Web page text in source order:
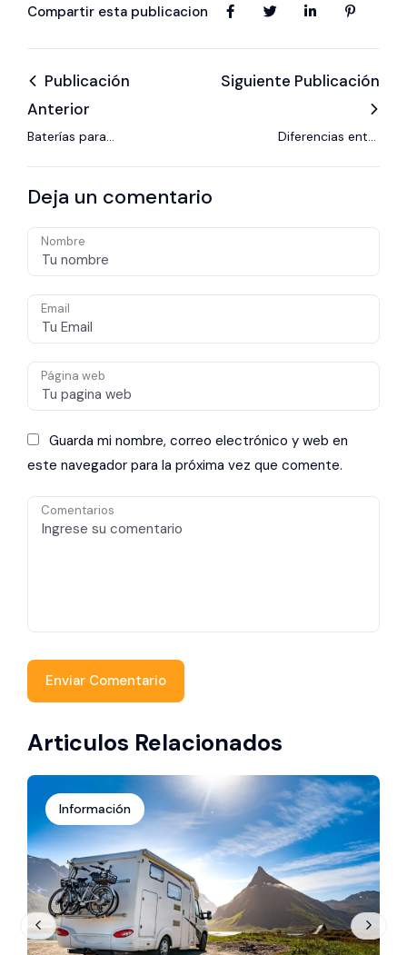
Compartir esta publicacion
Publicación
Anterior
Baterías para
deberías cambiar a
Siguiente Publicación
Diferencias entre
Deja un comentario
Nombre
Email
Página web
Guarda mi nombre, correo electrónico y web en
este navegador para la próxima vez que comente.
Comentarios
Articulos Relacionados
Información